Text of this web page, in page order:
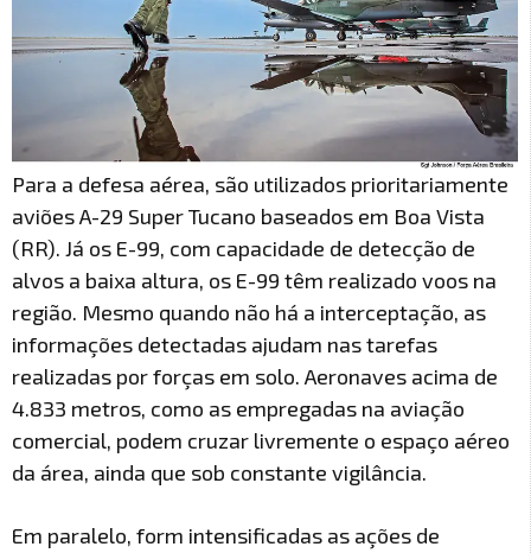
Para a defesa aérea, são utilizados prioritariamente
aviões A-29 Super Tucano baseados em Boa Vista
(RR). Já os E-99, com capacidade de detecção de
alvos a baixa altura, os E-99 têm realizado voos na
região. Mesmo quando não há a interceptação, as
informações detectadas ajudam nas tarefas
realizadas por forças em solo. Aeronaves acima de
4.833 metros, como as empregadas na aviação
comercial, podem cruzar livremente o espaço aéreo
da área, ainda que sob constante vigilância.
Em paralelo, form intensificadas as ações de